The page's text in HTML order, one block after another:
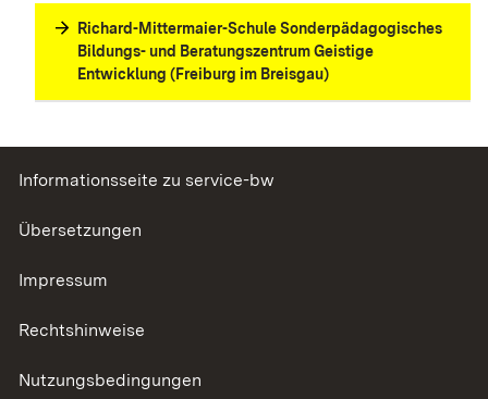
Richard-Mittermaier-Schule Sonderpädagogisches
Bildungs- und Beratungszentrum Geistige
Entwicklung (Freiburg im Breisgau)
Informationsseite zu service-bw
Übersetzungen
Impressum
Rechtshinweise
Nutzungsbedingungen